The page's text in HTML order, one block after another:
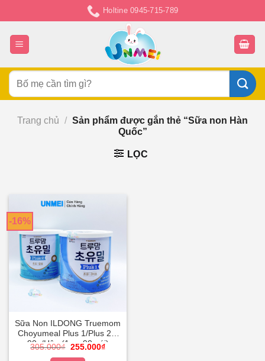
đến
nội
dung
Holtine 0945-715-789
Tìm
kiếm:
Trang chủ / Sản phẩm được gắn thẻ “Sữa non Hàn
Quốc”
LỌC
-16%
Sữa Non ILDONG Truemom
Choyumeal Plus 1/Plus 2 –
90g/Hộp (1g x 90 gói)
305.000₫ Giá
255.000₫Giá